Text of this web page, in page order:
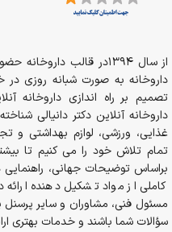
تصمیم بر راه اندازی داروخانه
داروخانه آنلاین دکتر دانیالی
غذایی، ورزشی، لوازم بهداشتی و
تمام تلاش خود را می کنیم تا
براساس توضیحات جهانی،
کاملی از مواد تشکیل دهنده
مسئول فنی، مشاوران و سایر
سؤالات شما باشند و خدمات بهتری